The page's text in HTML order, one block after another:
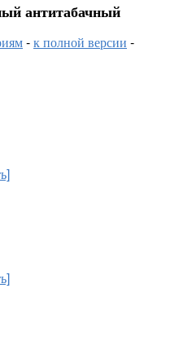
антитабачный
-к полной версии -